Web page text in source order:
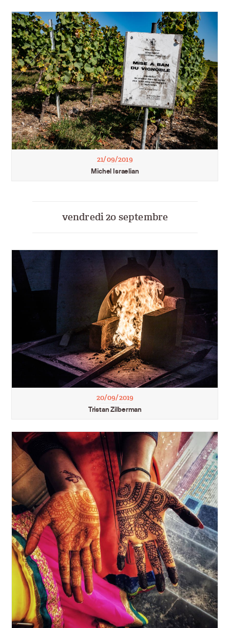
21/09/2019
Michel Israelian
vendredi 20 septembre
20/09/2019
Tristan Zilberman